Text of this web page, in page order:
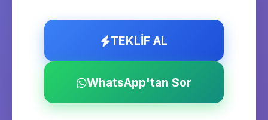
TEKLİF AL
WhatsApp'tan Sor